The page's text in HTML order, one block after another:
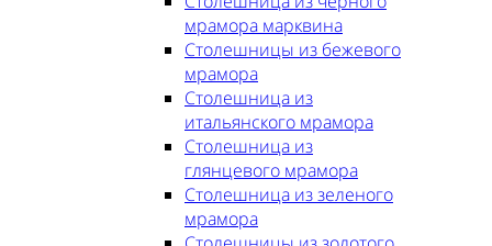
мрамора марквина
Столешницы из бежевого
мрамора
Столешница из
итальянского мрамора
Столешница из
глянцевого мрамора
Столешница из зеленого
мрамора